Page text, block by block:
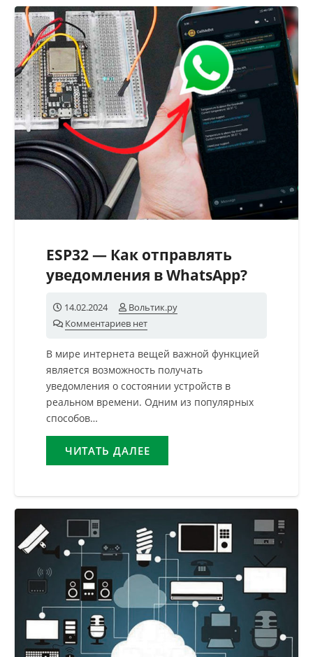
ESP32 — Как отправлять
уведомления в WhatsApp?
14.02.2024
Вольтик.ру
Комментариев нет
В мире интернета вещей важной функцией
является возможность получать
уведомления о состоянии устройств в
реальном времени. Одним из популярных
способов…
ЧИТАТЬ ДАЛЕЕ